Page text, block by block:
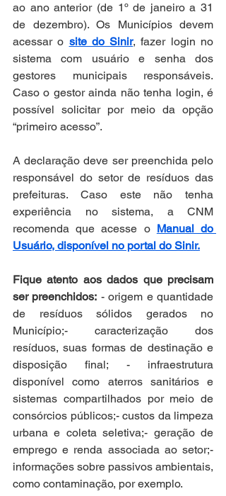
ao ano anterior (de 1º de janeiro a 31
de dezembro). Os Municípios devem
acessar o site do Sinir, fazer login no
sistema com usuário e senha dos
gestores municipais responsáveis.
Caso o gestor ainda não tenha login, é
possível solicitar por meio da opção
“primeiro acesso”.
A declaração deve ser preenchida pelo
responsável do setor de resíduos das
prefeituras. Caso este não tenha
experiência no sistema, a CNM
recomenda que acesse o Manual do
Usuário, disponível no portal do Sinir.
Fique atento aos dados que precisam
ser preenchidos: - origem e quantidade
de resíduos sólidos gerados no
Município;- caracterização dos
resíduos, suas formas de destinação e
disposição final; - infraestrutura
disponível como aterros sanitários e
sistemas compartilhados por meio de
consórcios públicos;- custos da limpeza
urbana e coleta seletiva;- geração de
emprego e renda associada ao setor;-
informações sobre passivos ambientais,
como contaminação, por exemplo.